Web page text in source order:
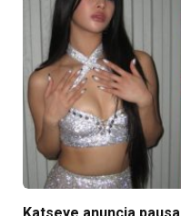
Katseye anuncia